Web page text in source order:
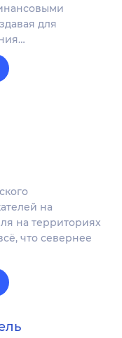
для
на
на территориях
что севернее